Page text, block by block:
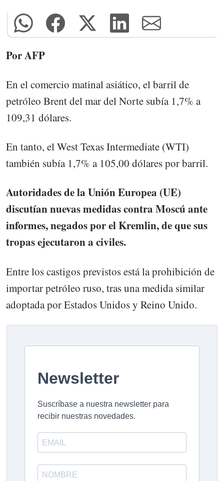
Por AFP
En el comercio matinal asiático, el barril de
petróleo Brent del mar del Norte subía 1,7% a
109,31 dólares.
En tanto, el West Texas Intermediate (WTI)
también subía 1,7% a 105,00 dólares por barril.
Autoridades de la Unión Europea (UE)
discutían nuevas medidas contra Moscú ante
informes, negados por el Kremlin, de que sus
tropas ejecutaron a civiles.
Entre los castigos previstos está la prohibición de
importar petróleo ruso, tras una medida similar
adoptada por Estados Unidos y Reino Unido.